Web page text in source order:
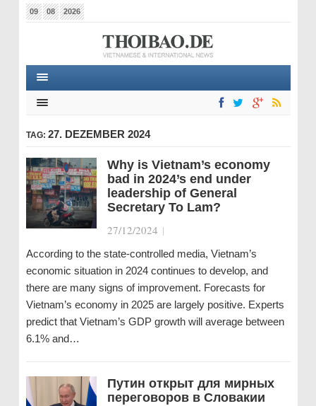
09 08 2026
TAG: 27. DEZEMBER 2024
Why is Vietnam’s economy
bad in 2024’s end under
leadership of General
Secretary To Lam?
27/12/2024 |
According to the state-controlled media, Vietnam’s
economic situation in 2024 continues to develop, and
there are many signs of improvement. Forecasts for
Vietnam’s economy in 2025 are largely positive. Experts
predict that Vietnam’s GDP growth will average between
6.1% and…
Путин открыт для мирных
переговоров в Словакии